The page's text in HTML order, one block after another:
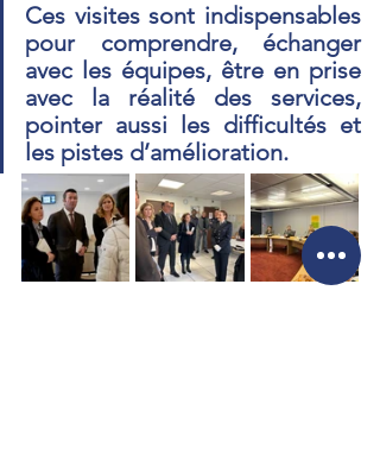
Ces visites sont indispensables
pour comprendre, échanger
avec les équipes, être en prise
avec la réalité des services,
pointer aussi les difficultés et
les pistes d’amélioration.